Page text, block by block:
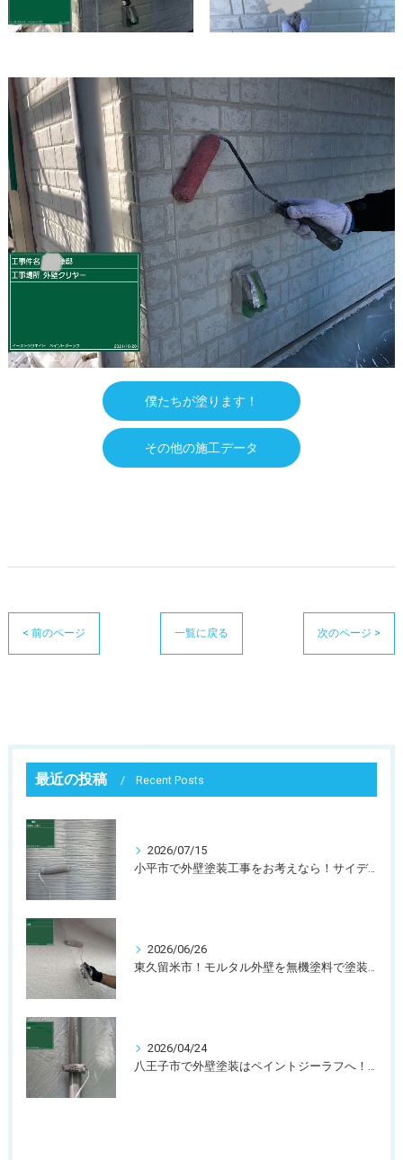
僕たちが塗ります！
その他の施工データ
< 前のページ 一覧に戻る 次のページ >
最近の投稿 Recent Posts
2026/07/15
小平市で外壁塗装工事をお考えなら！サイディング塗装に評判の無機塗料がおすすめな理由
2026/06/26
2026/04/24